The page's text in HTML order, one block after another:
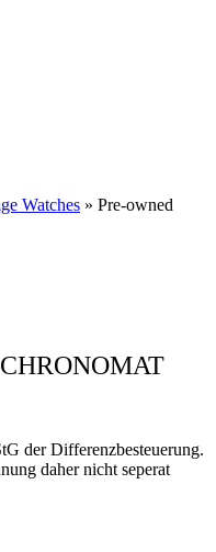
Watches » Pre-owned
der Differenzbesteuerung.
daher nicht seperat